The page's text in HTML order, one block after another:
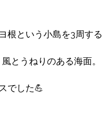
根という小島を3周す
とうねりのある海面
でした💪